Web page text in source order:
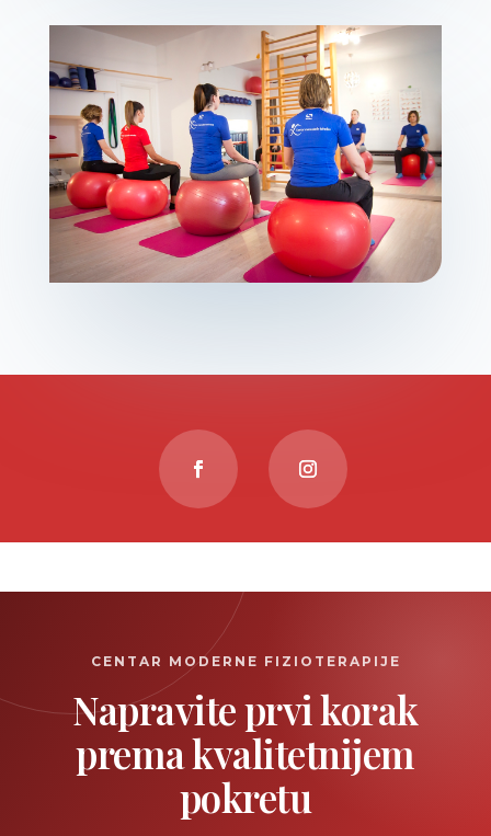
CENTAR MODERNE FIZIOTERAPIJE
Napravite prvi korak
prema kvalitetnijem
pokretu